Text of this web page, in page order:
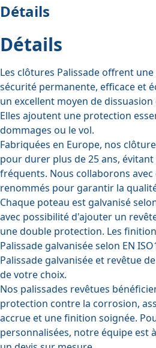
Détails
Détails
Les clôtures Palissade offrent
sécurité permanente, efficace et
un excellent moyen de
Elles ajoutent une protection
dommages ou le vol.
Fabriquées en Europe, nos
pour durer plus de 25 ans,
fréquents. Nous collaborons
renommés pour garantir la
Chaque poteau est galvanisé
avec possibilité d'ajouter un
une double protection. Les
Palissade galvanisée selon EN
Palissade galvanisée et revêtue
de votre choix.
Nos palissades revêtues
protection contre la corrosion,
accrue et une finition soignée.
personnalisées, notre équipe est